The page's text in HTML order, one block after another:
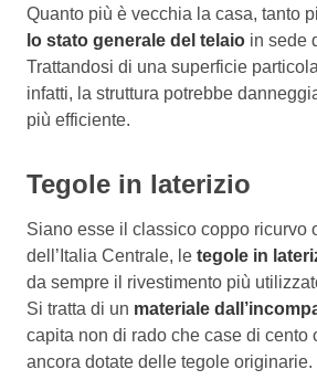
Quanto più è vecchia la casa, tanto
lo stato generale del telaio in sede
Trattandosi di una superficie
infatti, la struttura potrebbe
più efficiente.
Tegole in laterizio
Siano esse il classico coppo ricurvo
dell’Italia Centrale, le tegole in
da sempre il rivestimento più
Si tratta di un materiale
capita non di rado che case di cento
ancora dotate delle tegole originarie.